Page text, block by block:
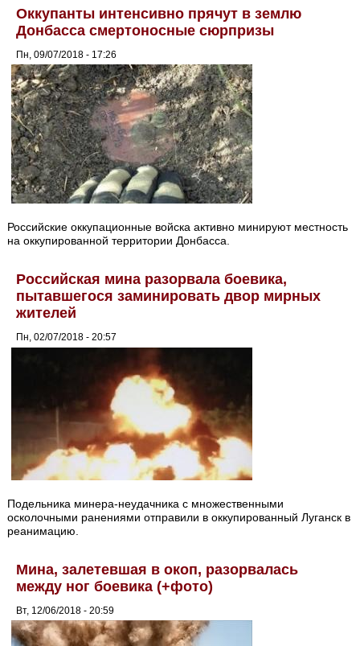
Оккупанты интенсивно прячут в землю
Донбасса смертоносные сюрпризы
Пн, 09/07/2018 - 17:26
Российские оккупационные войска активно минируют местность
на оккупированной территории Донбасса.
Российская мина разорвала боевика,
пытавшегося заминировать двор мирных
жителей
Пн, 02/07/2018 - 20:57
Подельника минера-неудачника с множественными
осколочными ранениями отправили в оккупированный Луганск в
реанимацию.
Мина, залетевшая в окоп, разорвалась
между ног боевика (+фото)
Вт, 12/06/2018 - 20:59